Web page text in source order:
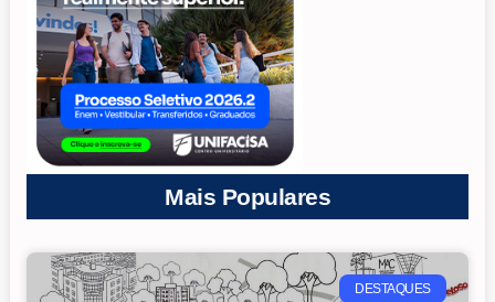
Mais Populares
DESTAQUES